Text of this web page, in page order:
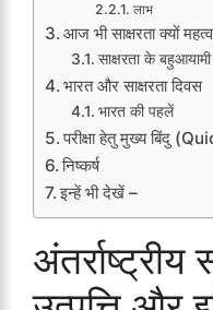
लाभ
आज भी साक्षरता क्यों
साक्षरता के
भारत और साक्षरता दिवस
भारत की पहलें
परीक्षा हेतु मुख्य बिंदु
निष्कर्ष
इन्हें भी देखें –
अंतर्राष्ट्रीय